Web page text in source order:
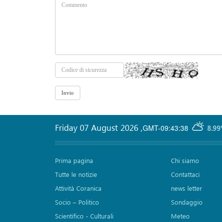
GMT-09:43:38
Friday 07 August 2026 ,
Prima pagina
Tutte le notizie
Attività Coranica
Socio – Politico
Scientifico - Culturali
Chi siamo
Contattaci
news letter
Sondaggio
Meteo